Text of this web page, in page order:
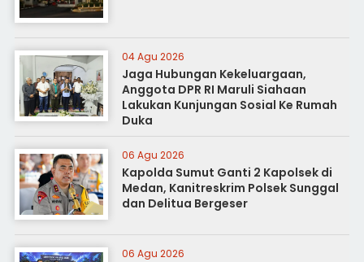
04 Agu 2026
Jaga Hubungan Kekeluargaan,
Anggota DPR RI Maruli Siahaan
Lakukan Kunjungan Sosial Ke Rumah
Duka
06 Agu 2026
Kapolda Sumut Ganti 2 Kapolsek di
Medan, Kanitreskrim Polsek Sunggal
dan Delitua Bergeser
06 Agu 2026